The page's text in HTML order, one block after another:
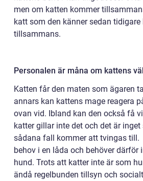
men om katten kommer
katt som den känner sedan
tillsammans.
Personalen är måna om kattens
Katten får den maten som ägaren
annars kan kattens mage reagera
ovan vid. Ibland kan den också få
katter gillar inte det och det är
sådana fall kommer att tvingas till.
behov i en låda och behöver därför
hund. Trots att katter inte är som
ändå regelbunden tillsyn och